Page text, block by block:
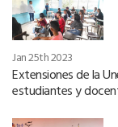
Jan 25th 2023
Extensiones de la
estudiantes y